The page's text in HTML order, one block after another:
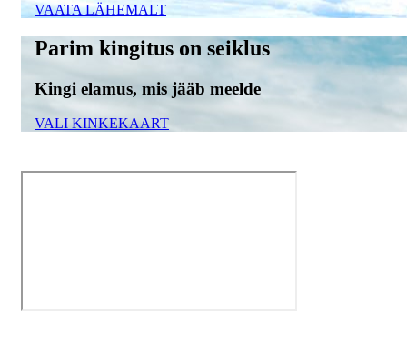
VAATA LÄHEMALT
Parim kingitus on seiklus
Kingi elamus, mis jääb meelde
VALI KINKEKAART